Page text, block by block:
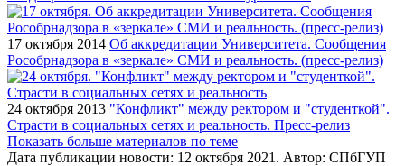
17 октября 2014 Об аккредитации Университета. Сообщения
Рособрнадзора в «зеркале» СМИ и реальность. (пресс-релиз)
24 октября 2013 "Конфликт" между ректором и "студенткой".
Страсти в социальных сетях и реальность. Пресс-релиз
Показать больше материалов по теме
Дата публикации новости: 12 октября 2021 . Автор: СПбГУП